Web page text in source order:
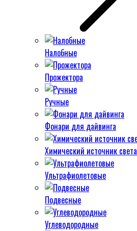
Налобные
Прожектора
Ручные
Фонари для дайвинга
Химический источник света
Ультрафиолетовые
Подвесные
Углеводородные